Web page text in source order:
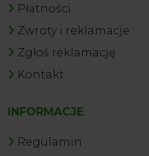
Płatności
Zwroty i reklamacje
Zgłoś reklamację
Kontakt
INFORMACJE
Regulamin